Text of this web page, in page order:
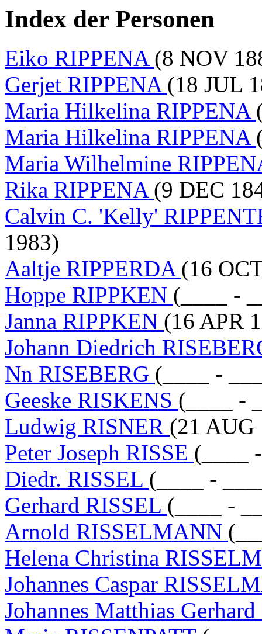
Index der Personen
Eiko RIPPENA (8 NOV
Gerjet RIPPENA (18 JUL
Maria Hilkelina RIPPENA
Maria Hilkelina RIPPENA
Maria Wilhelmine
Rika RIPPENA (9 DEC
Calvin C. 'Kelly'
1983)
Aaltje RIPPERDA (16
Hoppe RIPPKEN (____ -
Janna RIPPKEN (16 APR
Johann Diedrich
Nn RISEBERG (____ -
Geeske RISKENS (____ -
Ludwig RISNER (21 AUG
Peter Joseph RISSE (____
Diedr. RISSEL (____ -
Gerhard RISSEL (____ -
Arnold RISSELMANN
Helena Christina
Johannes Caspar
Johannes Matthias